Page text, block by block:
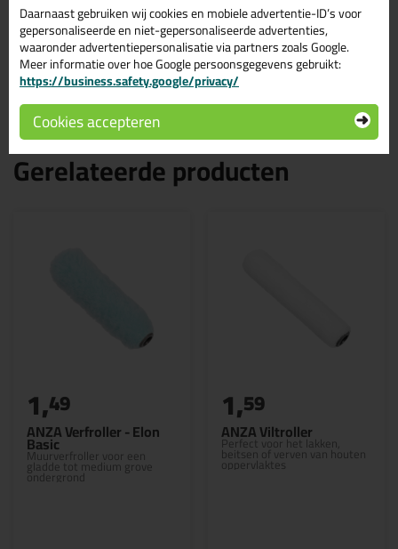
25cm verfbeugel = geschikt voor 25cm verfroller
Tip!💡
Gebruik deRollergripvoor het eenvoudig verwijderen van
verfrollers van de verfbeugel.
Gerelateerde producten
ANZA Verfroller - Elon
Basic
Muurverfroller voor een
gladde tot medium grove
ondergrond
1,49
ANZA Viltroller
Perfect voor het lakken,
beitsen of verven van houten
oppervlaktes
1,59
Daarnaast gebruiken wij cookies en mobiele advertentie-ID’s voor
gepersonaliseerde en niet-gepersonaliseerde advertenties,
waaronder advertentiepersonalisatie via partners zoals Google.
Meer informatie over hoe Google persoonsgegevens gebruikt:
https://business.safety.google/privacy/
Cookies accepteren